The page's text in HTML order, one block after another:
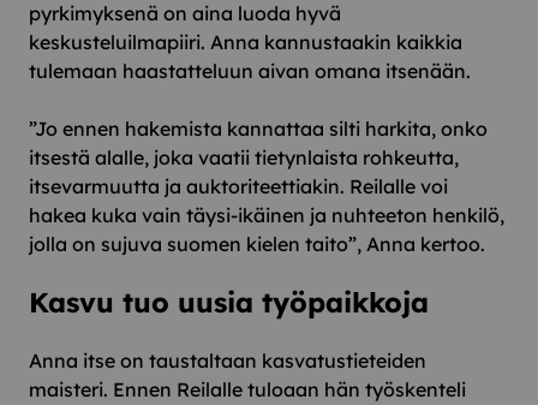
pyrkimyksenä on aina luoda hyvä
keskusteluilmapiiri. Anna kannustaakin kaikkia
tulemaan haastatteluun aivan omana itsenään.
”Jo ennen hakemista kannattaa silti harkita, onko
itsestä alalle, joka vaatii tietynlaista rohkeutta,
itsevarmuutta ja auktoriteettiakin. Reilalle voi
hakea kuka vain täysi-ikäinen ja nuhteeton henkilö,
jolla on sujuva suomen kielen taito”, Anna kertoo.
Kasvu tuo uusia työpaikkoja
Anna itse on taustaltaan kasvatustieteiden
maisteri. Ennen Reilalle tuloaan hän työskenteli